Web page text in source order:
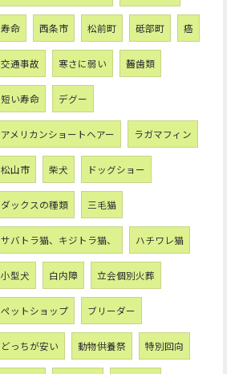
寿命 西条市 松前町 砥部町 癌
交通事故 寒さに弱い 齧歯類
短い寿命 デグー
アメリカンショートヘアー ラガマフィン
松山市 柴犬 ドッグショー
ダックスの種類 三毛猫
サバトラ猫、キジトラ猫、 ハチワレ猫
小型犬 白内障 立会個別火葬
ペットショップ ブリーダー
どっちが安い 動物供養祭 特別回向